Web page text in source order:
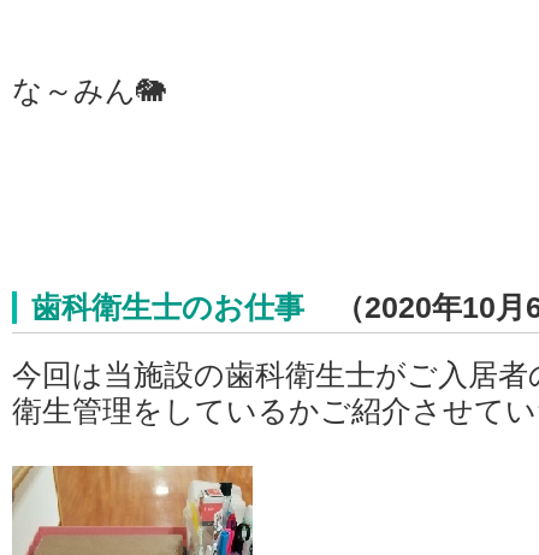
な～みん🐘
歯科衛生士のお仕事 （2020年10月
今回は当施設の歯科衛生士がご入居
衛生管理をしているかご紹介させて